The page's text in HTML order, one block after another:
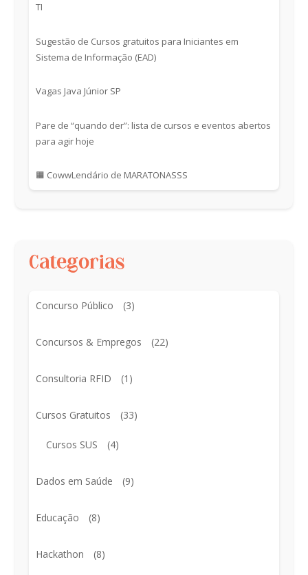
TI
Sugestão de Cursos gratuitos para Iniciantes em
Sistema de Informação (EAD)
Vagas Java Júnior SP
Pare de “quando der”: lista de cursos e eventos abertos
para agir hoje
🟧 CowwLendário de MARATONASSS
Categorias
Concurso Público (3)
Concursos & Empregos (22)
Consultoria RFID (1)
Cursos Gratuitos (33)
Cursos SUS (4)
Dados em Saúde (9)
Educação (8)
Hackathon (8)